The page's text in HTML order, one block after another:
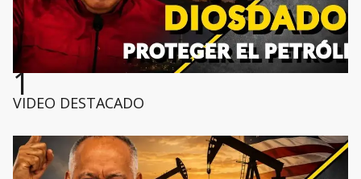
1
VIDEO DESTACADO